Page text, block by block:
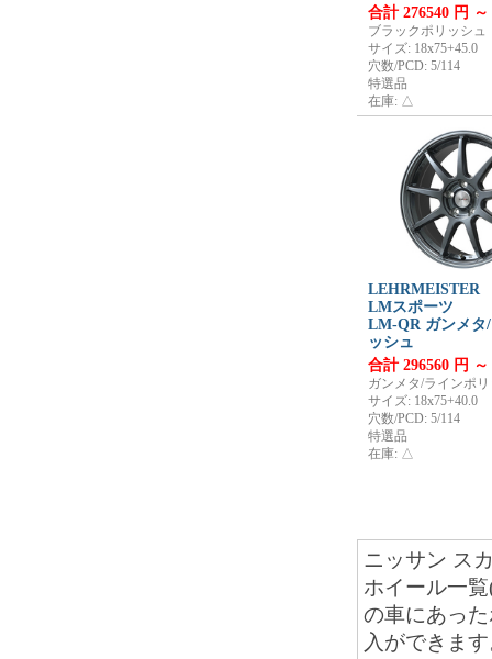
合計 276540 円 ～
ブラックポリッシュ
サイズ: 18x75+45.0
穴数/PCD: 5/114
特選品
在庫: △
LEHRMEISTER
LMスポーツ
LM-QR ガンメタ
ッシュ
合計 296560 円 ～
ガンメタ/ラインポ
サイズ: 18x75+40.0
穴数/PCD: 5/114
特選品
在庫: △
ニッサン ス
ホイール一
の車にあっ
入ができま